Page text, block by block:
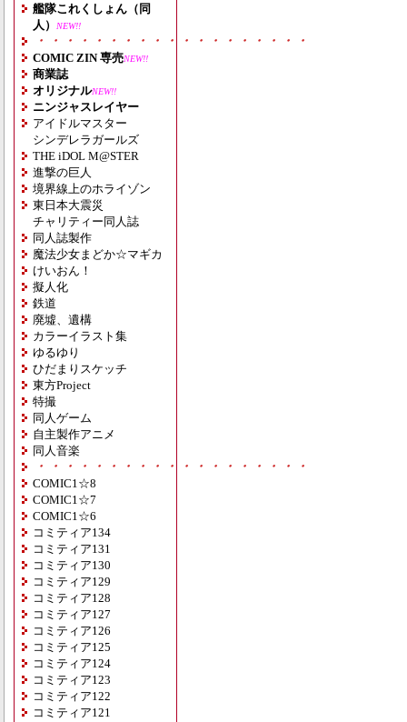
艦隊これくしょん（同
人）
NEW!!
・・・・・・・・・・・・・・・・・・・
COMIC ZIN 専売NEW!!
商業誌
オリジナルNEW!!
ニンジャスレイヤー
アイドルマスター
シンデレラガールズ
THE iDOL M@STER
進撃の巨人
境界線上のホライゾン
東日本大震災
チャリティー同人誌
同人誌製作
魔法少女まどか☆マギカ
けいおん！
擬人化
鉄道
廃墟、遺構
カラーイラスト集
ゆるゆり
ひだまりスケッチ
東方Project
特撮
同人ゲーム
自主製作アニメ
同人音楽
・・・・・・・・・・・・・・・・・・・
COMIC1☆8
COMIC1☆7
COMIC1☆6
コミティア134
コミティア131
コミティア130
コミティア129
コミティア128
コミティア127
コミティア126
コミティア125
コミティア124
コミティア123
コミティア122
コミティア121